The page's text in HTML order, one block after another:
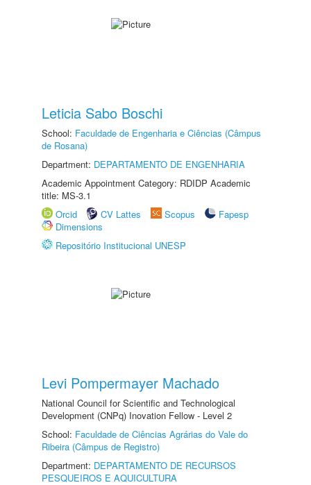
Leticia Sabo Boschi
School: Faculdade de Engenharia e Ciências (Câmpus
de Rosana)
Department: DEPARTAMENTO DE ENGENHARIA
Academic Appointment Category: RDIDP Academic
title: MS-3.1
Orcid
CV Lattes Scopus
Fapesp
Dimensions
Repositório Institucional UNESP
Levi Pompermayer Machado
National Council for Scientific and Technological
Development (CNPq) Inovation Fellow - Level 2
School: Faculdade de Ciências Agrárias do Vale do
Ribeira (Câmpus de Registro)
Department: DEPARTAMENTO DE RECURSOS
PESQUEIROS E AQUICULTURA